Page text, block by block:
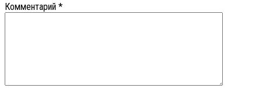
Комментарий *